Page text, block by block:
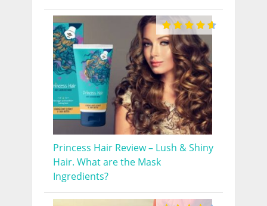
Princess Hair Review – Lush & Shiny
Hair. What are the Mask
Ingredients?